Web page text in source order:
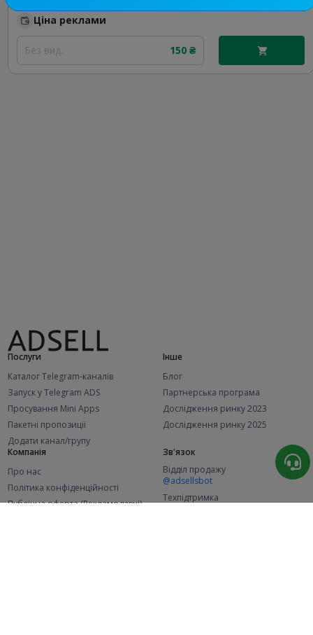
Ціна реклами
Без вид.. 150 ₴
Послуги
Каталог Telegram-каналів
Запуск у Telegram ADS
Просування Mini Apps
Пакетні пропозиції
Додати канал/групу
Інше
Блог
Партнерська програма
Дослідження ринку 2023
Дослідження ринку 2025
Компанія
Про нас
Політика конфіденційності
Публічна оферта (Рекламодавці)
Зв'язок
Відділ продажу
@adsellsbot
Техпідтримка